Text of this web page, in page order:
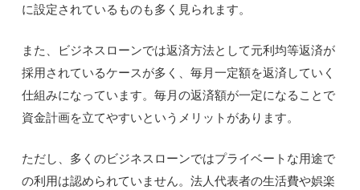
に設定されているものも多く見られます。
また、ビジネスローンでは返済方法として元利均等返済が
採用されているケースが多く、毎月一定額を返済していく
仕組みになっています。毎月の返済額が一定になることで
資金計画を立てやすいというメリットがあります。
ただし、多くのビジネスローンではプライベートな用途で
の利用は認められていません。法人代表者の生活費や娯楽